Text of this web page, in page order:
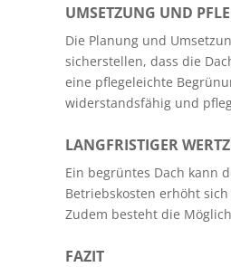
UMSETZUNG UND
Die Planung und
sicherstellen, dass die
eine pflegeleichte
widerstandsfähig und
LANGFRISTIGER
Ein begrüntes Dach kann
Betriebskosten erhöht
Zudem besteht die
FAZIT